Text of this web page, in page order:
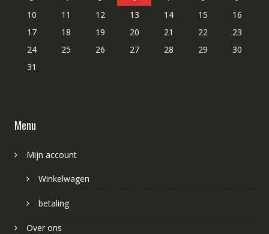
10
11 12 13 14 15
16
17
18 19 20 21 22
23
24
25 26 27 28 29
30
31
Menu
Mijn account
Winkelwagen
betaling
Over ons